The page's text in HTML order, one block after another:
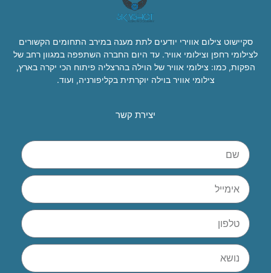
סקיישוט צילום אווירי יודעים לתת מענה במירב התחומים הקשורים
לצילומי רחפן וצילומי אוויר. עד היום החברה השתפפה במגוון רחב של
הפקות, כמו: צילומי אוויר של הוילה בהרצליה פיתוח הכי יקרה בארץ,
צילומי אוויר בוילה יוקרתית בקליפורניה, ועוד.
יצירת קשר